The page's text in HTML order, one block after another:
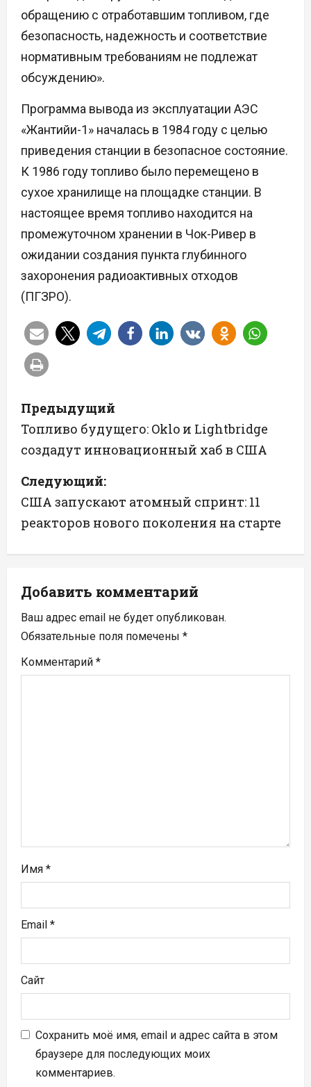
обращению с отработавшим топливом, где
безопасность, надежность и соответствие
нормативным требованиям не подлежат
обсуждению».
Программа вывода из эксплуатации АЭС
«Жантийи-1» началась в 1984 году с целью
приведения станции в безопасное состояние.
К 1986 году топливо было перемещено в
сухое хранилище на площадке станции. В
настоящее время топливо находится на
промежуточном хранении в Чок-Ривер в
ожидании создания пункта глубинного
захоронения радиоактивных отходов
(ПГЗРО).
Н
а
в
и
г
а
и
я
п
я
Предыдущий
Топливо будущего: Oklo и Lightbridge
создадут инновационный хаб в США
Следующий:
США запускают атомный спринт: 11
реакторов нового поколения на старте
Добавить комментарий
Ваш адрес email не будет опубликован.
Обязательные поля помечены *
Комментарий *
Имя *
Email *
Сайт
Сохранить моё имя, email и адрес сайта в этом
браузере для последующих моих
комментариев.